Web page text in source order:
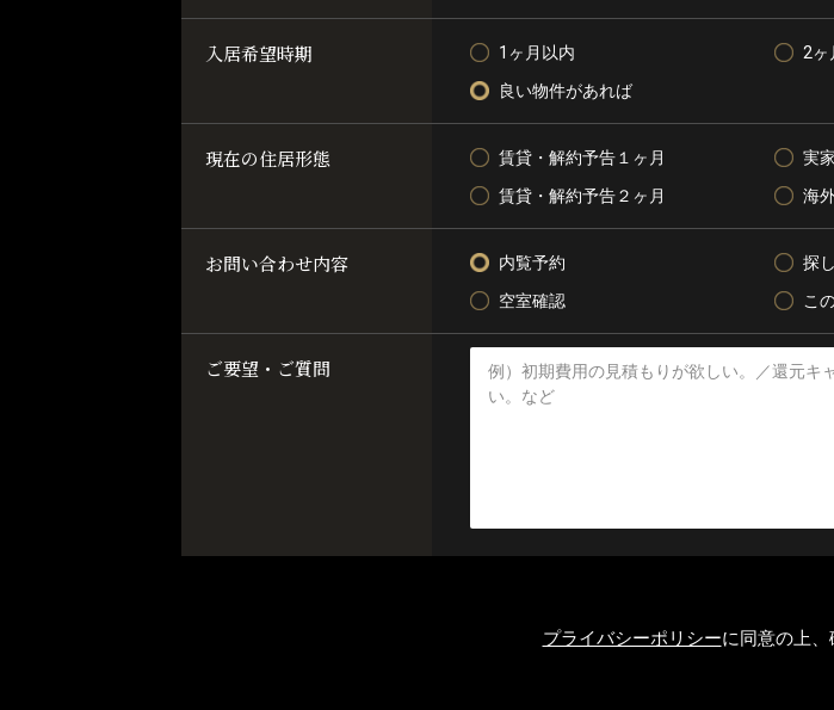
入居希望時期 1ヶ月以内 2ヶ
良い物件があれば
現在の住居形態 賃貸・解約予告１ヶ月 実
賃貸・解約予告２ヶ月
海
お問い合わせ内容 内覧予約 探
空室確認
こ
ご要望・ご質問
プライバシーポリシーに同意の上、